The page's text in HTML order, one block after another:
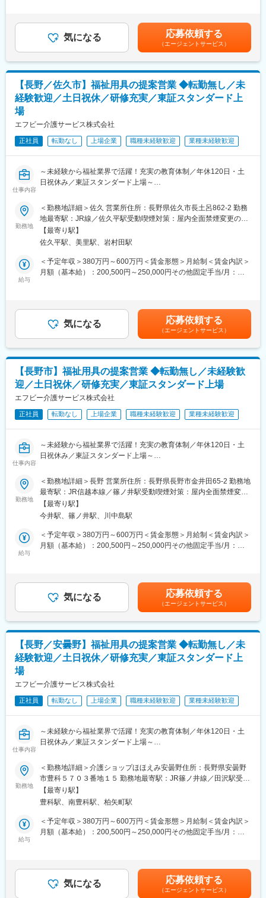
■教育体制
入社後はOJTや先輩社員による丁寧な指導があり、未経験分野で
■就業環境
週休二日制（土日）、社会保険完備、交通費全額支給（規定
有）、長期休暇も取得可能な働きやすい環境です。
■想定されるキャリアパス
かしたキャリアアップが可能です。
生薬製剤を軸に人々の健康を支える、社会的意義の高い製薬会社
です。
変更の範囲：会社の定める業務
【税務】法人税、消費税の税務申告書、決算書の作成
【開示】開示書類（決算短信、有価証券報告書等）の作成、監査
6名在籍(20代男性1名、30代男性5名、30代女性1名、40代女性1
名)
今後当社では国内外の売上拡大を図るため、M&Aなど事業拡大を
※それに伴い英語スキルをお持ちの方はご活躍いただける環境がご
■働きやすさ
・完全土日祝休み×年休124日で仕事・家族も両立できる環境
推進
・平均残業は15時間（2024年実績）
・東証プライム上場ならではの福利厚生の充実
※福利厚生生楽部や社内イベント、Eラーニングなど
■会社の魅力・特徴
年間360万人以上×利用施設2000以上！病院や介護施設に入院時に
病院患者、介護施設等の入所者やその家族が「手ぶらで入院・入
所」「手ぶらで面会」「手ぶらで退院・退所」できるよう、入
院・入所生活に必要となる衣類・タオル・紙おむつや日常生活用
品などを日額定額制でレンタルできるサービス
◎法人企業メリット：初期コスト不要＆既にお取引あるリネンサ
プライ業者と提携できるので業者切り替えも不要で導入しやすさ
が強み！日用品・衣類など必要な分を必要時に当社が在庫管理の
上で提供するので、看護・介護職員の業務負担を軽減できます。
◎入居者メリット：行けば必要なものが揃っているホテルのよう
に、“手ぶらで入退院”が実現できるため、日用品や衣類の買い出
し・補充が不要♪
変更の範囲：会社の定める業務
無＞有＜残業手当＞有＜給与補足＞※経験・能力等を十分考慮のう
え、決定します。■昇給：年1回（4月）■賞与：年2回（7月・翌2
月）■役職手当：0～20,000円■地域手当：40,000円賃金はあくま
でも目安の金額であり、選考を通じて上下する可能性がありま
す。月給(月額)は固定手当を含めた表記です。
気になる 応募依頼する
（エージェントサービス）
【長野／佐久市】福祉用具の提案営業 ◆転勤無し／未
経験歓迎／土日祝休／研修充実／東証スタンダード上
場
エフビー介護サービス株式会社
正社員 転勤なし 上場企業 職種未経験歓迎 業種未経験歓迎
仕事内容
～未経験から福祉業界で活躍！充実の教育体制／年休120日・土
日祝休み／東証スタンダード上場～
■業務内容
福祉用具専門相談員として、福祉用具のレンタル・販売のご提案
から納品、アフターフォローまで幅広く担当します。介護を必要
とする方やそのご家族、ケアマネジャーと連携し、一人ひとりの
生活を支えるやりがいの大きな仕事です。介護ベッドや車いすな
どの福祉用具を通じて、ご利用者様の「できる」を増やし、安心
した暮らしをサポートします。
・ケアマネジャーとの打ち合わせ、商品提案
・福祉用具の選定・納品・契約対応
■1日の流れ（例）
08:30 出勤・朝礼・納品準備
10:00 ご利用者様宅へ訪問し、介護ベッドなどの納品・契約対応
11:30 営業活動・ケアマネジャーとの情報共有
12:00 昼休憩
13:30 施設への納品・アフターフォロー
15:00 市役所などへの申請業務
16:00 福祉用具の引き取りや利用状況の確認
17:00 帰社後、事務処理・翌日の準備
■未経験でも安心の研修制度
入社時のビジネスマナー研修や人事考課研修をはじめ、先輩社員
によるOJTやフォロー体制を整備。さらに新任管理者研修や外部
けられる環境があります。
映します。4段階の等級制度があり、目標達成を重ねることで着実
なキャリアアップが可能です。また、毎月の新規獲得件数に応じ
たインセンティブ制度があり、頑張りがしっかり収入に還元され
ます。
■会社について
エフビー介護サービスは、介護保険制度開始当初から介護事業に
携わり、群馬・長野・栃木・新潟・埼玉を中心に事業を展開。居
護、小規模多機能、福祉用具事業など幅広いサービスを提供し、
地域の高齢者福祉を支えています。安定した経営基盤のもと、長
期的なキャリア形成が可能な環境です。
変更の範囲：会社の定める業務
勤務地
＜勤務地詳細＞佐久 営業所住所：長野県佐久市長土呂862-2 勤務
地最寄駅：JR線／佐久平駅受動喫煙対策：屋内全面禁煙変更の範
囲：会社の定める事業所
【最寄り駅】
佐久平駅、美里駅、岩村田駅
給与
＜予定年収＞380万円～600万円＜賃金形態＞月給制＜賃金内訳＞
月額（基本給）：200,500円～250,000円その他固定手当/月：
残業手当＞有＜給与補足＞■その他固定手当：エリア手当※エリア
デビュー後に支給■その他業績によりインセンティブを支給■年収
例： 年収480万円 入社4年目 主任（月給32万円＋賞与）、年収
550万円 入社6年目 副所長550万円（月給36.6万円＋賞与）賃金は
あくまでも目安の金額であり、選考を通じて上下する可能性があ
ります。月給(月額)は固定手当を含めた表記です。
気になる 応募依頼する
（エージェントサービス）
【長野市】福祉用具の提案営業 ◆転勤無し／未経験歓
迎／土日祝休／研修充実／東証スタンダード上場
エフビー介護サービス株式会社
正社員 転勤なし 上場企業 職種未経験歓迎 業種未経験歓迎
仕事内容
～未経験から福祉業界で活躍！充実の教育体制／年休120日・土
日祝休み／東証スタンダード上場～
■業務内容
福祉用具専門相談員として、福祉用具のレンタル・販売のご提案
から納品、アフターフォローまで幅広く担当します。介護を必要
とする方やそのご家族、ケアマネジャーと連携し、一人ひとりの
生活を支えるやりがいの大きな仕事です。介護ベッドや車いすな
どの福祉用具を通じて、ご利用者様の「できる」を増やし、安心
した暮らしをサポートします。
・ケアマネジャーとの打ち合わせ、商品提案
・福祉用具の選定・納品・契約対応
■1日の流れ（例）
08:30 出勤・朝礼・納品準備
11:30 営業活動・ケアマネジャーとの情報共有
13:30 施設への納品・アフターフォロー
17:00 帰社後、事務処理・翌日の準備
17:30 退勤
■未経験でも安心の研修制度
入社時のビジネスマナー研修や人事考課研修をはじめ、先輩社員
によるOJTやフォロー体制を整備。さらに新任管理者研修や外部
研修、国際福祉機器展への参加など、継続して専門知識を身につ
■評価制度・キャリア形成
なキャリアアップが可能です。また、毎月の新規獲得件数に応じ
たインセンティブ制度があり、頑張りがしっかり収入に還元され
勤務地
＜勤務地詳細＞長野 営業所住所：長野県長野市金井田65-2 勤務地
最寄駅：JR信越本線／篠ノ井駅受動喫煙対策：屋内全面禁煙変更
の範囲：会社の定める事業所
【最寄り駅】
今井駅、篠ノ井駅、川中島駅
給与
＜予定年収＞380万円～600万円＜賃金形態＞月給制＜賃金内訳＞
月額（基本給）：200,500円～250,000円その他固定手当/月：
残業手当＞有＜給与補足＞■その他固定手当：エリア手当※エリア
デビュー後に支給■その他業績によりインセンティブを支給■年収
例： 年収480万円 入社4年目 主任（月給32万円＋賞与）、年収
550万円 入社6年目 副所長550万円（月給36.6万円＋賞与）賃金は
あくまでも目安の金額であり、選考を通じて上下する可能性があ
ります。月給(月額)は固定手当を含めた表記です。
気になる 応募依頼する
（エージェントサービス）
【長野／安曇野】福祉用具の提案営業 ◆転勤無し／未
経験歓迎／土日祝休／研修充実／東証スタンダード上
場
エフビー介護サービス株式会社
正社員 転勤なし 上場企業 職種未経験歓迎 業種未経験歓迎
仕事内容
～未経験から福祉業界で活躍！充実の教育体制／年休120日・土
日祝休み／東証スタンダード上場～
■業務内容
福祉用具専門相談員として、福祉用具のレンタル・販売のご提案
から納品、アフターフォローまで幅広く担当します。介護を必要
とする方やそのご家族、ケアマネジャーと連携し、一人ひとりの
生活を支えるやりがいの大きな仕事です。介護ベッドや車いすな
どの福祉用具を通じて、ご利用者様の「できる」を増やし、安心
した暮らしをサポートします。
・ケアマネジャーとの打ち合わせ、商品提案
・福祉用具の選定・納品・契約対応
勤務地
＜勤務地詳細＞介護ショップほほえみ安曇野住所：長野県安曇野
市豊科５７０３番地１５ 勤務地最寄駅：JR篠ノ井線／田沢駅受動
喫煙対策：敷地内喫煙可能場所あり変更の範囲：会社の定める事
業所
【最寄り駅】
豊科駅、南豊科駅、柏矢町駅
給与
＜予定年収＞380万円～600万円＜賃金形態＞月給制＜賃金内訳＞
月額（基本給）：200,500円～250,000円その他固定手当/月：
残業手当＞有＜給与補足＞■その他固定手当：エリア手当※エリア
デビュー後に支給■その他業績によりインセンティブを支給■年収
例： 年収480万円 入社4年目 主任（月給32万円＋賞与）、年収
気になる 応募依頼する
（エージェントサービス）